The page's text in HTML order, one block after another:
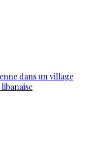
dans un village